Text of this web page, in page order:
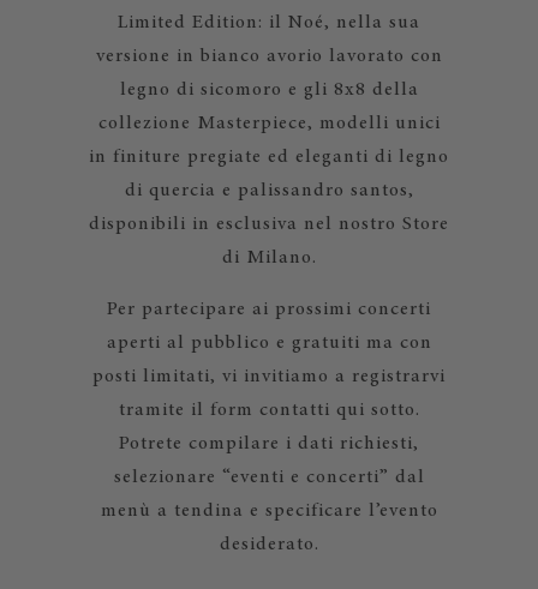
Limited Edition: il Noé, nella sua
versione in bianco avorio lavorato con
legno di sicomoro e gli 8x8 della
collezione Masterpiece, modelli unici
in finiture pregiate ed eleganti di legno
di quercia e palissandro santos,
disponibili in esclusiva nel nostro Store
di Milano.
Per partecipare ai prossimi concerti
aperti al pubblico e gratuiti ma con
posti limitati, vi invitiamo a registrarvi
tramite il form contatti qui sotto.
Potrete compilare i dati richiesti,
selezionare “eventi e concerti” dal
menù a tendina e specificare l’evento
desiderato.